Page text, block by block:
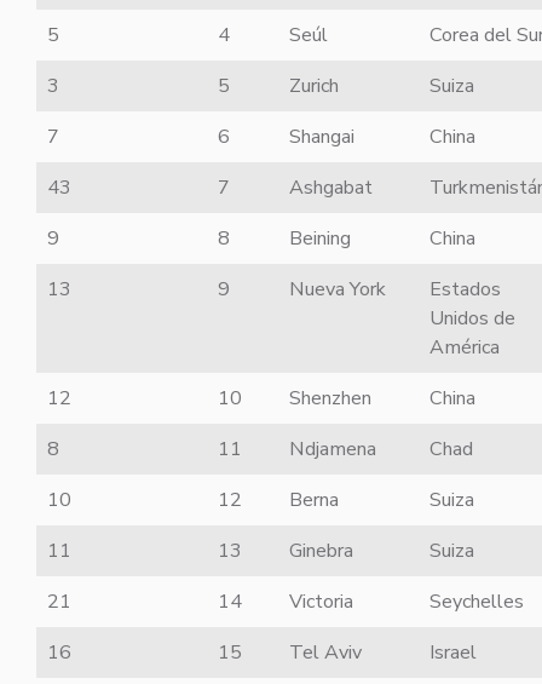
5
4 Seúl
Corea del
3
5 Zurich
Suiza
7
6 Shangai
China
43
7 Ashgabat
9
8 Beining
China
13
9 Nueva York
Estados
Unidos de
América
12
10 Shenzhen
China
8
11 Ndjamena
Chad
10
12 Berna
Suiza
11
13 Ginebra
Suiza
21
14 Victoria
Seychelles
16
15 Tel Aviv
Israel